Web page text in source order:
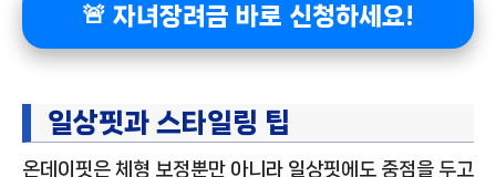
🚨 자녀장려금 바로 신청하세요!
일상핏과 스타일링 팁
온데이핏은 체형 보정뿐만 아니라 일상핏에도 중점을 두고